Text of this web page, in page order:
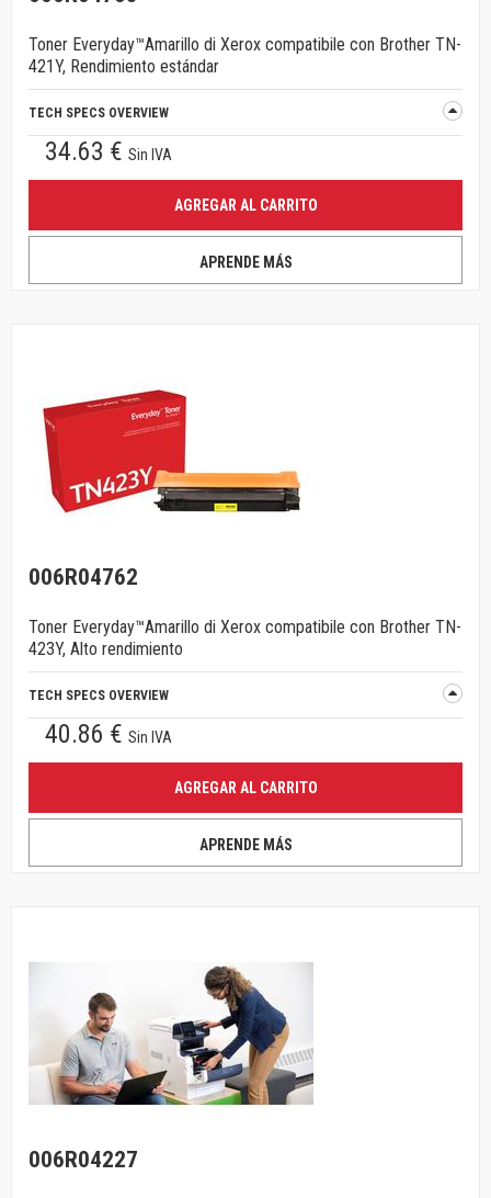
Toner Everyday™Amarillo di Xerox compatibile con Brother TN-
421Y, Rendimiento estándar
TECH SPECS OVERVIEW
34.63 € Sin IVA
AGREGAR AL CARRITO
APRENDE MÁS
006R04762
Toner Everyday™Amarillo di Xerox compatibile con Brother TN-
423Y, Alto rendimiento
TECH SPECS OVERVIEW
40.86 € Sin IVA
AGREGAR AL CARRITO
APRENDE MÁS
006R04227